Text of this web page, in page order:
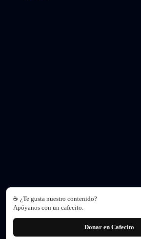
☕ ¿Te gusta nuestro contenido?
Apóyanos con un cafecito.
Donar en Cafecito